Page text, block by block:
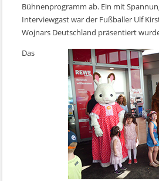
Bühnenprogramm ab. Ein mit
Interviewgast war der Fußballer Ulf
Wojnars Deutschland präsentiert
Das